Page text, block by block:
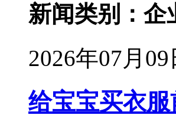
新闻类别：企
2026年07月09
给宝宝买衣